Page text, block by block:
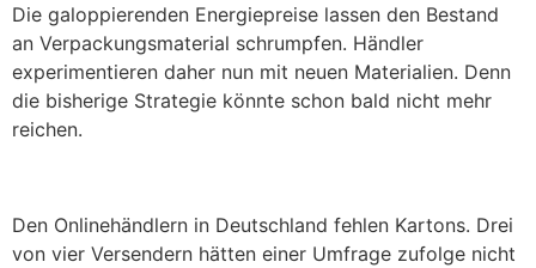
Die galoppierenden Energiepreise lassen den Bestand
an Verpackungsmaterial schrumpfen. Händler
experimentieren daher nun mit neuen Materialien. Denn
die bisherige Strategie könnte schon bald nicht mehr
reichen.
Den Onlinehändlern in Deutschland fehlen Kartons. Drei
von vier Versendern hätten einer Umfrage zufolge nicht